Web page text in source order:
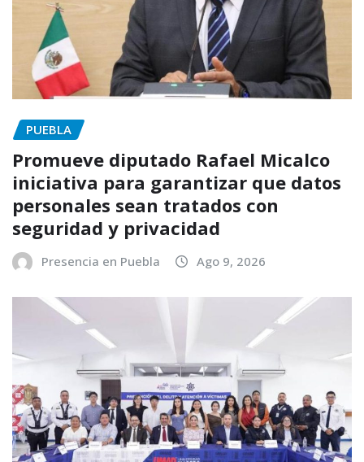
PUEBLA
Promueve diputado Rafael Micalco
iniciativa para garantizar que datos
personales sean tratados con
seguridad y privacidad
Presencia en Puebla Ago 9, 2026